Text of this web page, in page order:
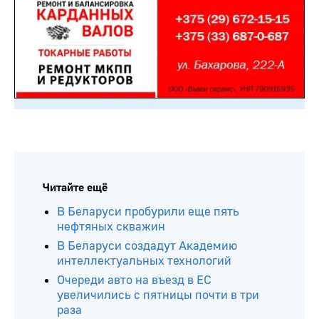
Читайте ещё
В Беларуси пробурили еще пять
нефтяных скважин
В Беларуси создадут Академию
интеллектуальных технологий
Очереди авто на въезд в ЕС
увеличились с пятницы почти в три
раза